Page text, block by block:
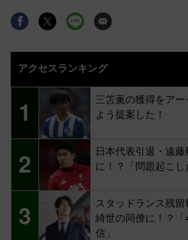
アクセスランキング
1
三笘薫の獲得をア
よう提案した！
2
日本代表引退・遠
に！？「問題起こし
3
スタッドランス残
綺世の同僚に！？
信」